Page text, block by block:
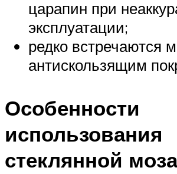
царапин при
эксплуатации;
редко встречаются
антискользящим
Особенности
использования
стеклянной